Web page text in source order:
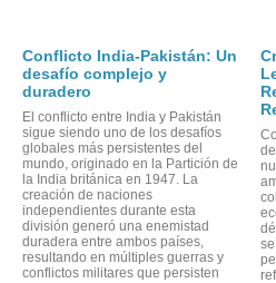
Conflicto India-Pakistán: Un
desafío complejo y
duradero
El conflicto entre India y Pakistán
sigue siendo uno de los desafíos
globales más persistentes del
mundo, originado en la Partición de
la India británica en 1947. La
creación de naciones
independientes durante esta
división generó una enemistad
duradera entre ambos países,
resultando en múltiples guerras y
conflictos militares que persisten